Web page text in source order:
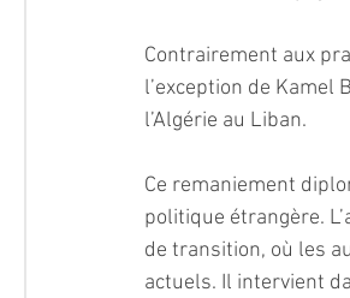
Contrairement aux
l’exception de Kamel
l’Algérie au Liban.
Ce remaniement
politique étrangère.
de transition, où les
actuels. Il intervient